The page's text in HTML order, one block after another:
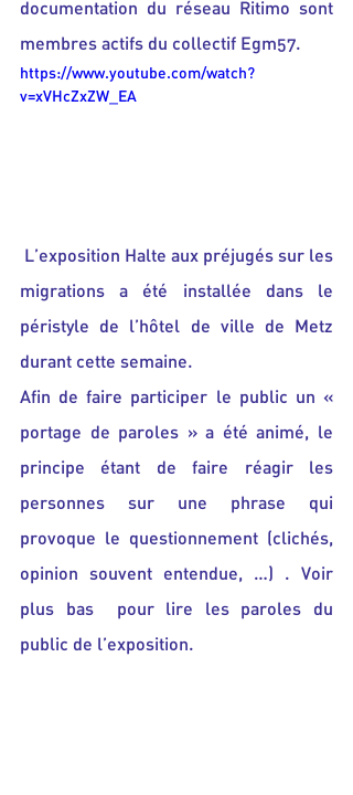
documentation du réseau Ritimo sont
membres actifs du collectif Egm57.
https://www.youtube.com/watch?
v=xVHcZxZW_EA
L’exposition Halte aux préjugés sur les
migrations a été installée dans le
péristyle de l’hôtel de ville de Metz
durant cette semaine.
Afin de faire participer le public un «
portage de paroles » a été animé, le
principe étant de faire réagir les
personnes sur une phrase qui
provoque le questionnement (clichés,
opinion souvent entendue, …) . Voir
plus bas  pour lire les paroles du
public de l’exposition.